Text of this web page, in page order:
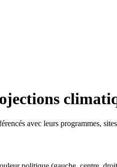
avec leurs programmes,